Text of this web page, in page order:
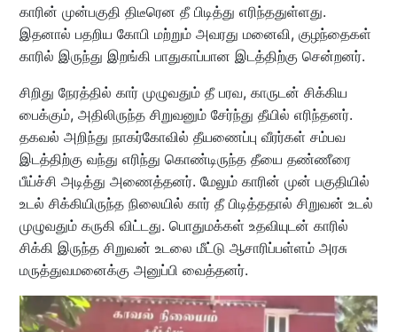
காரின் முன்பகுதி திடீரென தீ பிடித்து எரிந்ததுள்ளது.
இதனால் பதறிய கோபி மற்றும் அவரது மனைவி, குழந்தைகள்
காரில் இருந்து இறங்கி பாதுகாப்பான இடத்திற்கு சென்றனர்.
சிறிது நேரத்தில் கார் முழுவதும் தீ பரவ, காருடன் சிக்கிய
பைக்கும், அதிலிருந்த சிறுவனும் சேர்ந்து தீயில் எரிந்தனர்.
தகவல் அறிந்து நாகர்கோவில் தீயணைப்பு வீரர்கள் சம்பவ
இடத்திற்கு வந்து எரிந்து கொண்டிருந்த தீயை தண்ணீரை
பீய்ச்சி அடித்து அணைத்தனர். மேலும் காரின் முன் பகுதியில்
உடல் சிக்கியிருந்த நிலையில் கார் தீ பிடித்ததால் சிறுவன் உடல்
முழுவதும் கருகி விட்டது. பொதுமக்கள் உதவியுடன் காரில்
சிக்கி இருந்த சிறுவன் உடலை மீட்டு ஆசாரிப்பள்ளம் அரசு
மருத்துவமனைக்கு அனுப்பி வைத்தனர்.